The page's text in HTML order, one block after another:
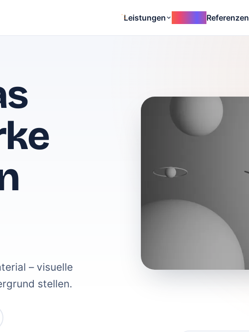
Leistungen Referenzen
– visuelle
stellen.